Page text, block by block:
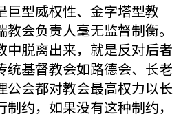
巨型威权性、金字塔型教
会负责人毫无监督制衡。
中脱离出来，就是反对后者
统基督教会如路德会、长老
公会都对教会最高权力以长
约，如果没有这种制约，